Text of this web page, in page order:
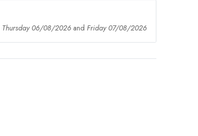
Thursday 06/08/2026 andFriday 07/08/2026